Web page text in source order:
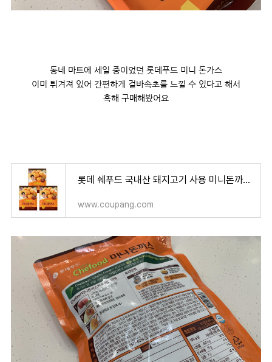
동네 마트에 세일 중이었던 롯데푸드 미니 돈가스
이미 튀겨져 있어 간편하게 겉바속초를 느낄 수 있다고 해서
혹해 구매해봤어요
롯데 쉐푸드 국내산 돼지고기 사용 미니돈까스 380g x 3팩
www.coupang.com